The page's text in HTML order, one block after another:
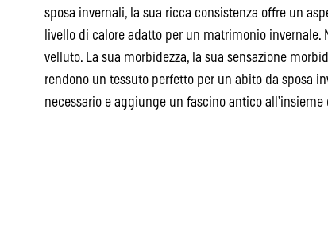
sposa invernali, la sua ricca consistenza offre un
livello di calore adatto per un matrimonio invernale.
velluto. La sua morbidezza, la sua sensazione
rendono un tessuto perfetto per un abito da sposa
necessario e aggiunge un fascino antico all’insieme